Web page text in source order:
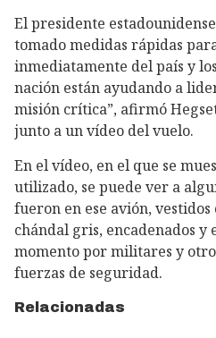
El presidente
tomado medidas rápidas
inmediatamente del país y
nación están ayudando a
misión crítica”, afirmó
junto a un vídeo del vuelo.
En el vídeo, en el que se
utilizado, se puede ver a
fueron en ese avión,
chándal gris, encadenados y
momento por militares y
fuerzas de seguridad.
Relacionadas